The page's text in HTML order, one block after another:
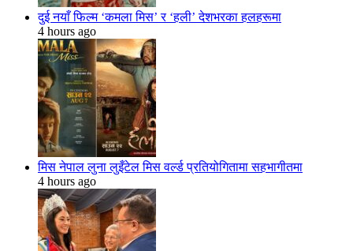
दुई नयाँ फिल्म ‘कमला मिस’ र ‘हली’ देशभरका हलहरूमा
4 hours ago
मिस नेपाल लुना लुइँटेल मिस वर्ल्ड प्रतियोगितामा सहभागीतमा
4 hours ago